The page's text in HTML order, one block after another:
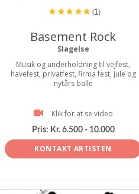
(1)
Basement Rock
Slagelse
Musik og underholdning til vejfest,
havefest, privatfest, firma fest, jule og
nytårs balle
Klik for at se video
Pris: Kr. 6.500 - 10.000
KONTAKT ARTISTEN